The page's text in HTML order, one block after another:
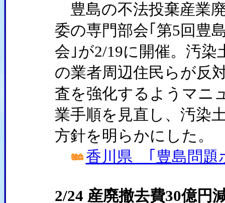
豊島の不法投棄産業
委の専門部会｢第5回豊
会｣が2/19に開催。汚
の業者周辺住民らが反
査を強化するようマニ
業手順を見直し、汚染
方針を明らかにした。
香川県 ｢豊島問題
2/24 産廃撤去費30億